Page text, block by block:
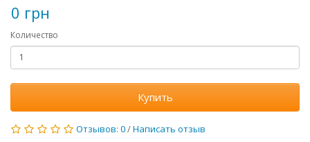
0 грн
Количество
Купить
Отзывов: 0/Написать отзыв